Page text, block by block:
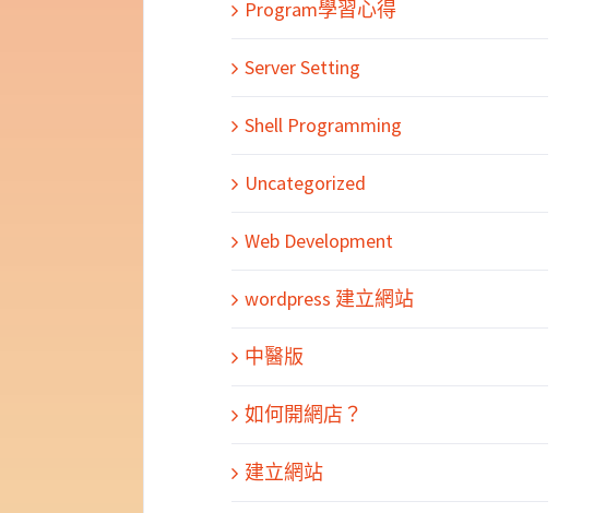
Program學習心得
Server Setting
Shell Programming
Uncategorized
Web Development
wordpress 建立網站
中醫版
如何開網店？
建立網站